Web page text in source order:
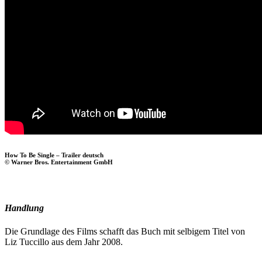
How To Be Single – Trailer deutsch
© Warner Bros. Entertainment GmbH
Handlung
Die Grundlage des Films schafft das Buch mit selbigem Titel von
Liz Tuccillo aus dem Jahr 2008.